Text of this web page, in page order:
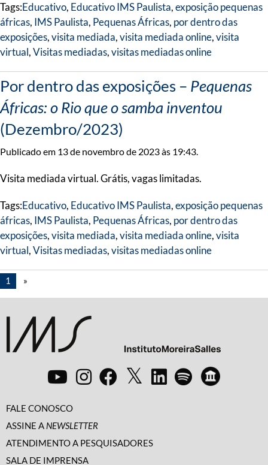
Tags:Educativo, Educativo IMS Paulista,exposição pequenas
áfricas, IMS Paulista, Pequenas Áfricas, por dentro das
exposições,visita mediada,visita mediada online,visita
virtual,Visitas mediadas,visitas mediadas online
Por dentro das exposições – Pequenas
Áfricas: o Rio que o samba inventou
(Dezembro/2023)
Publicado em 13 de novembro de 2023 às 19:43.
Visita mediada virtual. Grátis, vagas limitadas.
Tags:Educativo, Educativo IMS Paulista,exposição pequenas
áfricas, IMS Paulista, Pequenas Áfricas, por dentro das
exposições,visita mediada,visita mediada online,visita
virtual,Visitas mediadas,visitas mediadas online
1 »
FALE CONOSCO
ASSINE A NEWSLETTER
ATENDIMENTO A PESQUISADORES
SALA DE IMPRENSA